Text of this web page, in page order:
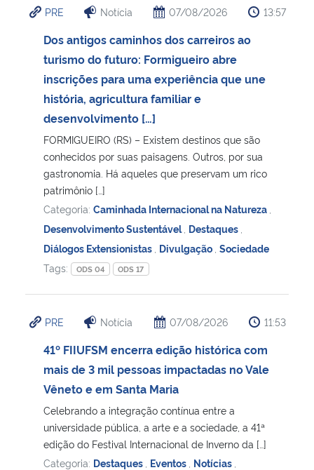
Ministério da Cidadania
Ministério de Minas e Energia
Ministério da Ciência, Tecnologia, Inovações e Comunicações
Ministério do Meio Ambiente
Ministério do Turismo
Ministério do Desenvolvimento Regional
Controladoria-Geral da União
Secretaria-Geral
Secretaria de Governo
Gabinete de Segurança Institucional
Advocacia-Geral da União
PRE Notícia 07/08/2026 13:57
Dos antigos caminhos dos carreiros ao
turismo do futuro: Formigueiro abre
inscrições para uma experiência que une
história, agricultura familiar e
desenvolvimento […]
FORMIGUEIRO (RS) – Existem destinos que são
conhecidos por suas paisagens. Outros, por sua
gastronomia. Há aqueles que preservam um rico
patrimônio […]
Categoria: Caminhada Internacional na Natureza
Desenvolvimento Sustentável
Destaques
Diálogos Extensionistas Divulgação Sociedade
Tags:
ODS 04 ODS 17
PRE Notícia 07/08/2026 11:53
41º FIIUFSM encerra edição histórica com
mais de 3 mil pessoas impactadas no Vale
Vêneto e em Santa Maria
Celebrando a integração contínua entre a
universidade pública, a arte e a sociedade, a 41ª
edição do Festival Internacional de Inverno da […]
Categoria: Destaques Eventos Notícias